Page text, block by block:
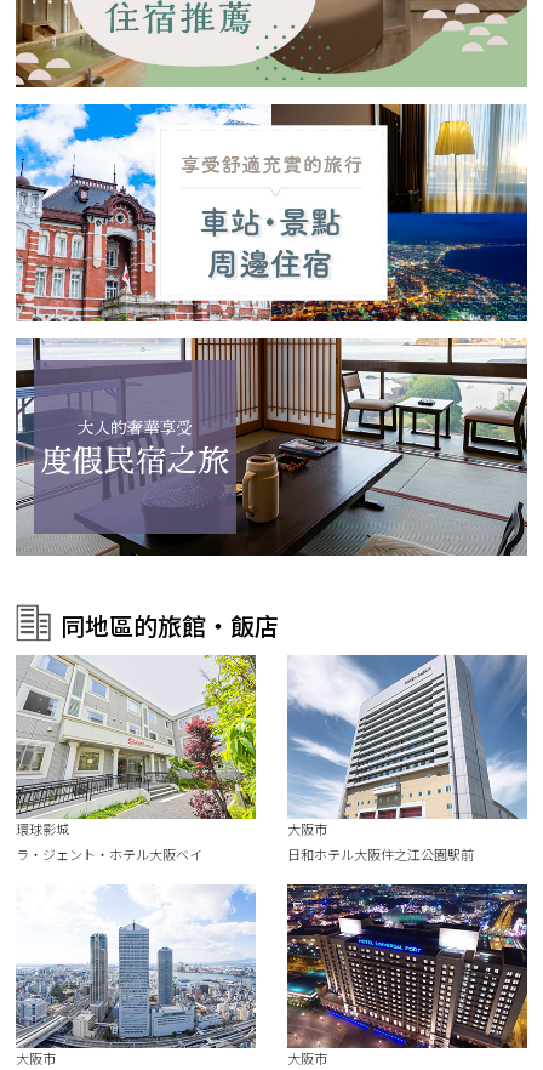
同地區的旅館・飯店
環球影城
ラ・ジェント・ホテル大阪ベイ
大阪市
日和ホテル大阪住之江公園駅前
大阪市
大阪市